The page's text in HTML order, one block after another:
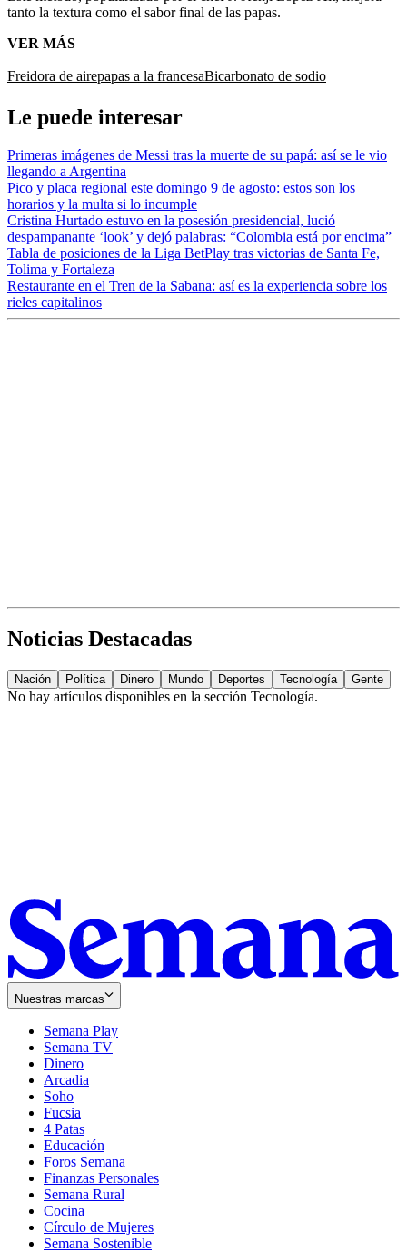
tanto la textura como el sabor final de las papas.
VER MÁS
Freidora de airepapas a la francesaBicarbonato de sodio
Le puede interesar
Primeras imágenes de Messi tras la muerte de su papá: así se le vio
llegando a Argentina
Pico y placa regional este domingo 9 de agosto: estos son los
horarios y la multa si lo incumple
Cristina Hurtado estuvo en la posesión presidencial, lució
despampanante ‘look’ y dejó palabras: “Colombia está por encima”
Tabla de posiciones de la Liga BetPlay tras victorias de Santa Fe,
Tolima y Fortaleza
Restaurante en el Tren de la Sabana: así es la experiencia sobre los
rieles capitalinos
Noticias Destacadas
Nación Política Dinero Mundo Deportes Tecnología Gente
No hay artículos disponibles en la sección Tecnología.
Nuestras marcas
Semana Play
Semana TV
Dinero
Arcadia
Soho
in
new
window
Fucsia
in
new
window
4 Patas
Educación
Foros Semana
Finanzas Personales
Semana Rural
Cocina
Círculo de Mujeres
Semana Sostenible